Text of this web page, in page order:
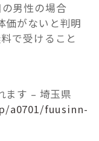
男性の場合
価がないと判明
で受けること
ます – 埼玉県
a0701/fuusinn-